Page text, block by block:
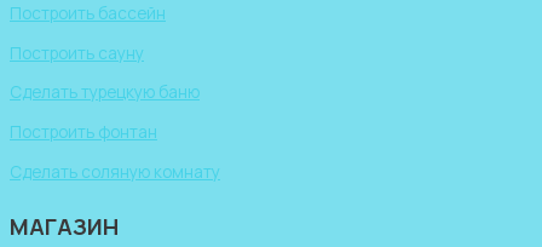
Построить бассейн
Построить сауну
Сделать турецкую баню
Построить фонтан
Сделать соляную комнату
МАГАЗИН